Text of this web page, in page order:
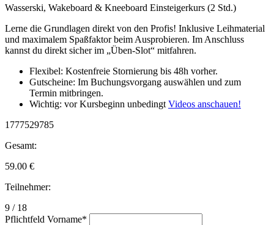
Wasserski, Wakeboard & Kneeboard Einsteigerkurs (2 Std.)
Lerne die Grundlagen direkt von den Profis! Inklusive Leihmaterial
und maximalem Spaßfaktor beim Ausprobieren. Im Anschluss
kannst du direkt sicher im „Üben-Slot“ mitfahren.
Flexibel: Kostenfreie Stornierung bis 48h vorher.
Gutscheine: Im Buchungsvorgang auswählen und zum
Termin mitbringen.
Wichtig: vor Kursbeginn unbedingt Videos anschauen!
1777529785
Gesamt:
59.00 €
Teilnehmer:
9 / 18
Pflichtfeld Vorname*